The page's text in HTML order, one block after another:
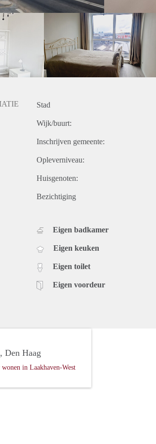
you don't need much more than your suitcase
with dishwasher, induction hob and
and a separate freezer in the storage room.
in the storage room.
please send an email as soon as possible.
electricity and internet
Stad
Wijk/buurt:
Inschrijven gemeente:
Opleverniveau:
Huisgenoten:
Bezichtiging
Eigen badkamer
Eigen keuken
Eigen toilet
Eigen voordeur
Den Haag
in Laakhaven-West